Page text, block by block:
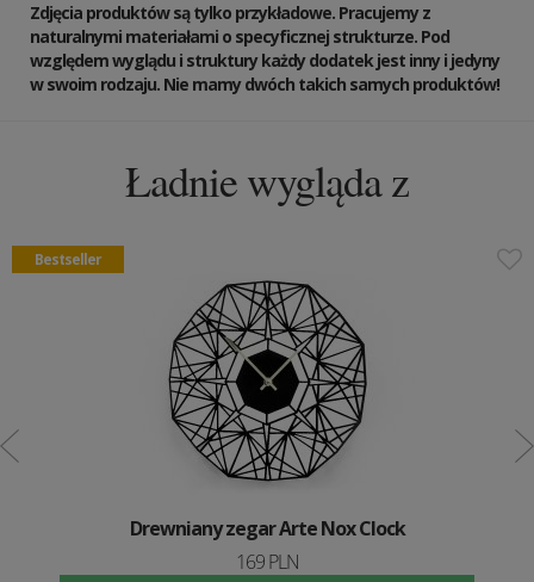
Zdjęcia produktów są tylko przykładowe. Pracujemy z
naturalnymi materiałami o specyficznej strukturze. Pod
względem wyglądu i struktury każdy dodatek jest inny i jedyny
w swoim rodzaju. Nie mamy dwóch takich samych produktów!
Ładnie wygląda z
Bestseller
Drewniany zegar Arte Nox Clock
169 PLN